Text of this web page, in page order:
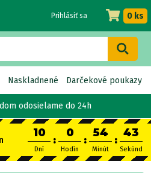
odosielame do 24h
Prihlásiť sa 0 ks
Naskladnené Darčekové poukazy
10
Dní
:
0
Hodín
:
54
Minút
:
42
Sekúnd